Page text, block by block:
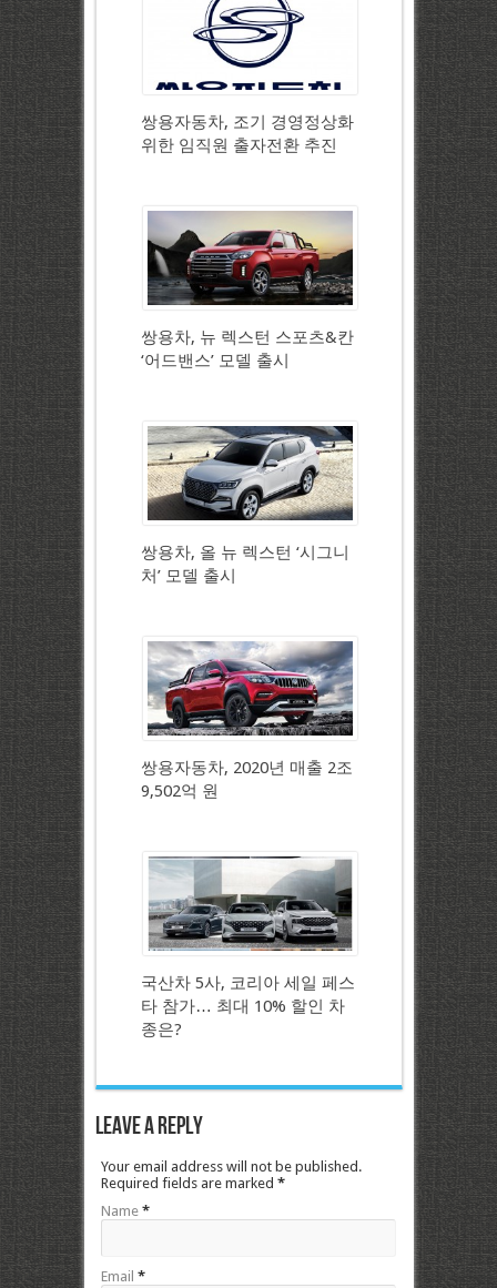
쌍용자동차, 조기 경영정상화
위한 임직원 출자전환 추진
쌍용차, 뉴 렉스턴 스포츠&칸
‘어드밴스’ 모델 출시
쌍용차, 올 뉴 렉스턴 ‘시그니
처’ 모델 출시
쌍용자동차, 2020년 매출 2조
9,502억 원
국산차 5사, 코리아 세일 페스
타 참가… 최대 10% 할인 차
종은?
Leave a Reply
Your email address will not be published.
Required fields are marked *
Name *
Email *